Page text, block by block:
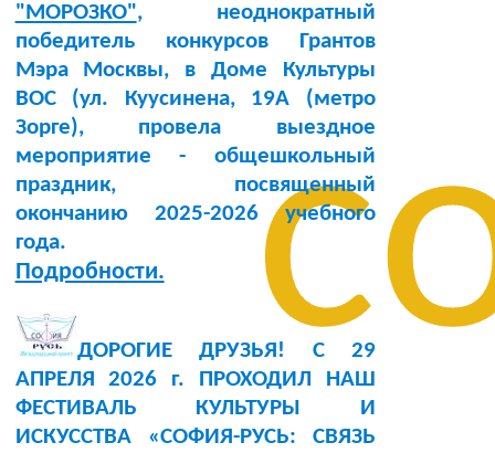
"МОРОЗКО", неоднократный
победитель конкурсов Грантов
Мэра Москвы, в Доме Культуры
BOC (ул. Куусинена, 19А (метро
Зорге), провела выездное
мероприятие - общешкольный
праздник, посвященный
окончанию 2025-2026 учебного
года.
Подробности.
ДОРОГИЕ ДРУЗЬЯ! С 29
АПРЕЛЯ 2026 г. ПРОХОДИЛ НАШ
ФЕСТИВАЛЬ КУЛЬТУРЫ И
ИСКУССТВА «СОФИЯ-РУСЬ: СВЯЗЬ